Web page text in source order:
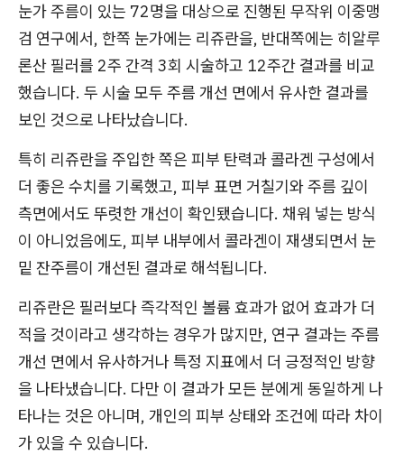
눈가 주름이 있는 72명을 대상으로 진행된 무작위 이중맹
검 연구에서, 한쪽 눈가에는 리쥬란을, 반대쪽에는 히알루
론산 필러를 2주 간격 3회 시술하고 12주간 결과를 비교
했습니다. 두 시술 모두 주름 개선 면에서 유사한 결과를
보인 것으로 나타났습니다.
특히 리쥬란을 주입한 쪽은 피부 탄력과 콜라겐 구성에서
더 좋은 수치를 기록했고, 피부 표면 거칠기와 주름 깊이
측면에서도 뚜렷한 개선이 확인됐습니다. 채워 넣는 방식
이 아니었음에도, 피부 내부에서 콜라겐이 재생되면서 눈
밑 잔주름이 개선된 결과로 해석됩니다.
리쥬란은 필러보다 즉각적인 볼륨 효과가 없어 효과가 더
적을 것이라고 생각하는 경우가 많지만, 연구 결과는 주름
개선 면에서 유사하거나 특정 지표에서 더 긍정적인 방향
을 나타냈습니다. 다만 이 결과가 모든 분에게 동일하게 나
타나는 것은 아니며, 개인의 피부 상태와 조건에 따라 차이
가 있을 수 있습니다.